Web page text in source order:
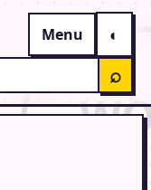
Menu
⌕